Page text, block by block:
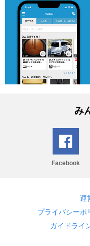
み
Facebook
運
プライバシーポ
ガイドライ